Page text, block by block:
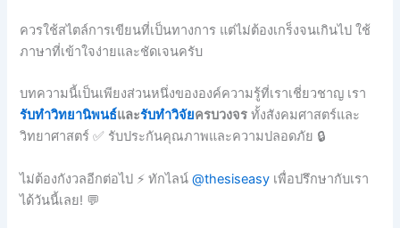
ควรใช้สไตล์การเขียนที่เป็นทางการ แต่ไม่ต้องเกร็งจนเกินไป ใช้
ภาษาที่เข้าใจง่ายและชัดเจนครับ
บทความนี้เป็นเพียงส่วนหนึ่งขององค์ความรู้ที่เราเชี่ยวชาญ เรา
รับทำวิทยานิพนธ์และรับทำวิจัยครบวงจร ทั้งสังคมศาสตร์และ
วิทยาศาสตร์ ✅ รับประกันคุณภาพและความปลอดภัย 🔒
ไม่ต้องกังวลอีกต่อไป ⚡ ทักไลน์@thesiseasy เพื่อปรึกษากับเรา
ได้วันนี้เลย! 💬